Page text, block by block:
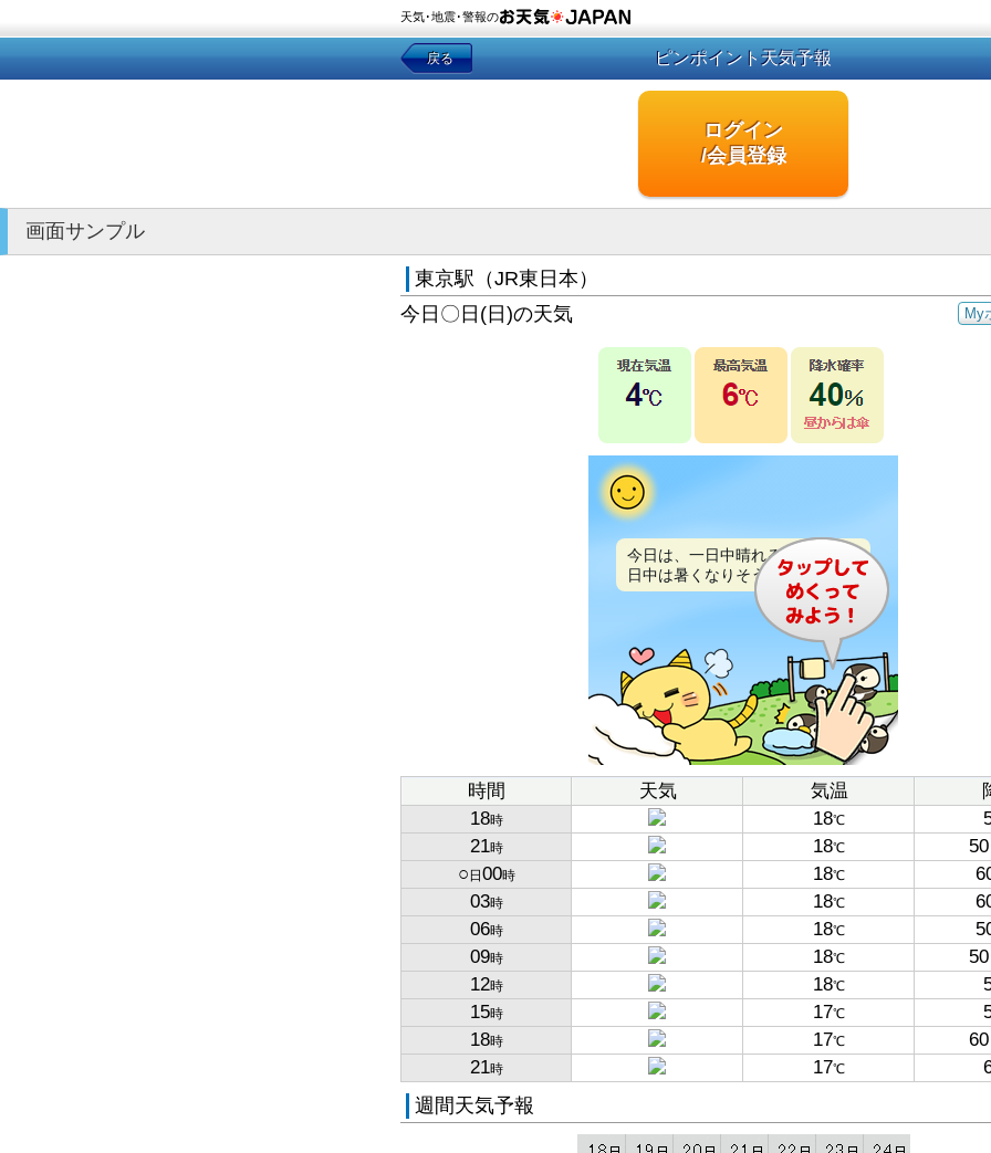
天気･地震･警報の
戻る ピンポイント天気予報
ログイン
/会員登録
画面サンプル
東京駅（JR東日本）
My
今日〇日(日)の天気
今日は、一日中晴れるでしょう。
日中は暑くなりそうです。
時間 天気 気温
18時 18℃
21時 18℃ 50
○ 日 00時 18℃
03時 18℃
06時 18℃
09時 18℃ 50
12時 18℃
15時 17℃
18時 17℃ 60
21時 17℃
週間天気予報